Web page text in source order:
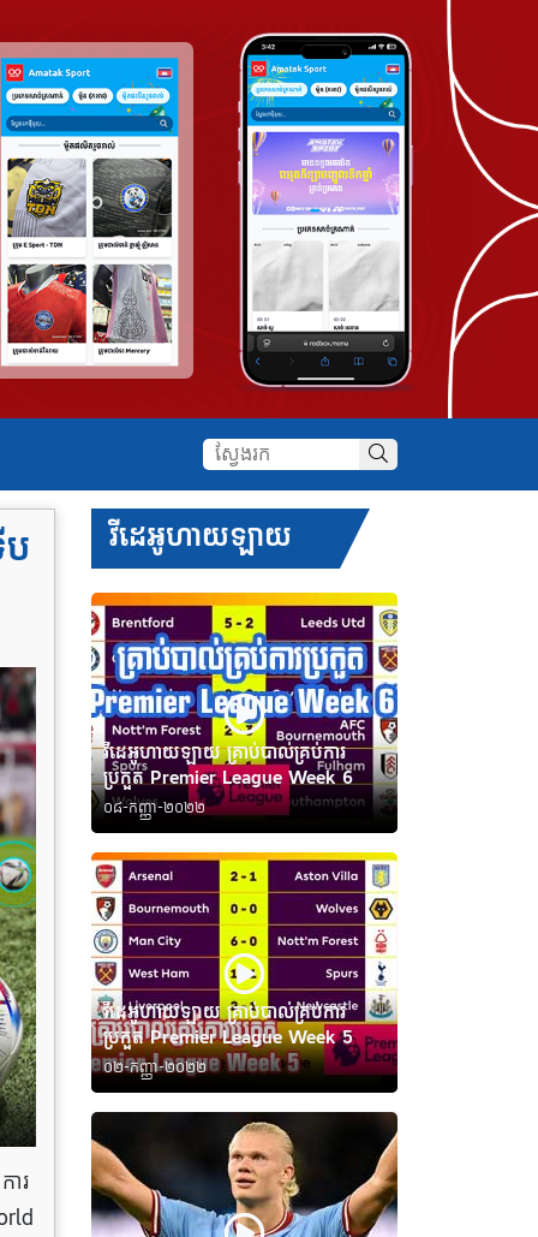
រ
វីដេអូហាយឡាយ
វីដេអូហាយឡាយ គ្រាប់បាល់គ្រប់ការ
ប្រកួត Premier League Week 6
០៨-កញ្ញា-២០២២
វីដេអូហាយឡាយ គ្រាប់បាល់គ្រប់ការ
ប្រកួត Premier League Week 5
០២-កញ្ញា-២០២២